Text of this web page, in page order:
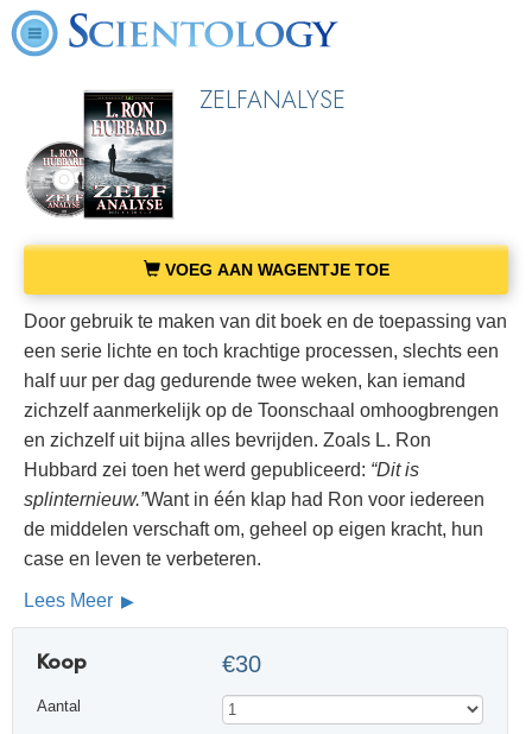
ZELFANALYSE
VOEG AAN WAGENTJE TOE
Door gebruik te maken van dit boek en de toepassing van
een serie lichte en toch krachtige processen, slechts een
half uur per dag gedurende twee weken, kan iemand
zichzelf aanmerkelijk op de Toonschaal omhoogbrengen
en zichzelf uit bijna alles bevrijden. Zoals L. Ron
Hubbard zei toen het werd gepubliceerd: “Dit is
splinternieuw.”Want in één klap had Ron voor iedereen
de middelen verschaft om, geheel op eigen kracht, hun
case en leven te verbeteren.
Lees Meer
Koop €30
Aantal